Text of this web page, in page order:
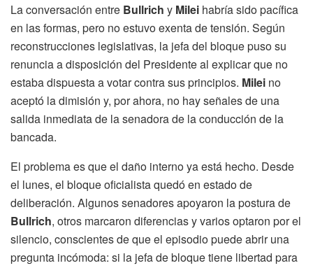
La conversación entre Bullrich y Milei habría sido pacífica
en las formas, pero no estuvo exenta de tensión. Según
reconstrucciones legislativas, la jefa del bloque puso su
renuncia a disposición del Presidente al explicar que no
estaba dispuesta a votar contra sus principios. Milei no
aceptó la dimisión y, por ahora, no hay señales de una
salida inmediata de la senadora de la conducción de la
bancada.
El problema es que el daño interno ya está hecho. Desde
el lunes, el bloque oficialista quedó en estado de
deliberación. Algunos senadores apoyaron la postura de
Bullrich, otros marcaron diferencias y varios optaron por el
silencio, conscientes de que el episodio puede abrir una
pregunta incómoda: si la jefa de bloque tiene libertad para